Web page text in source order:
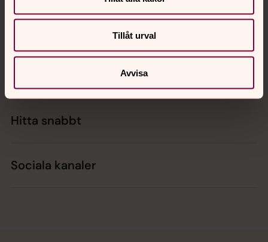
Tillåt urval
Avvisa
Hitta snabbt
Sociala kanaler